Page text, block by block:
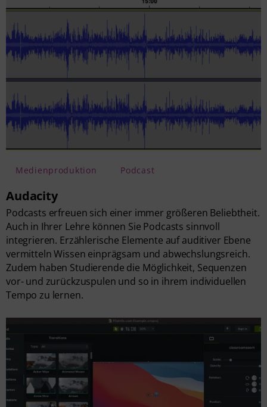
Medienproduktion Podcast
Audacity
Podcasts erfreuen sich einer immer größeren Beliebtheit.
Auch in Ihrer Lehre können Sie Podcasts sinnvoll
integrieren. Erzählerische Elemente auf auditiver Ebene
vermitteln Wissen einprägsam und abwechslungsreich.
Zudem haben Studierende die Möglichkeit, Sequenzen
vor- und zurückzuspulen und so in ihrem individuellen
Tempo zu lernen.